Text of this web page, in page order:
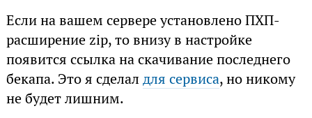
Если на вашем сервере установлено ПХП-
расширение zip, то внизу в настройке
появится ссылка на скачивание последнего
бекапа. Это я сделал для сервиса, но никому
не будет лишним.